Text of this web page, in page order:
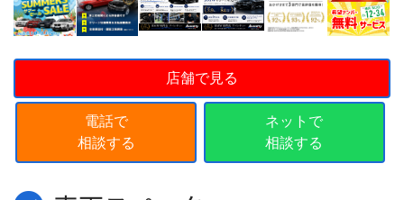
店舗で見る
電話で
相談する
ネットで
相談する